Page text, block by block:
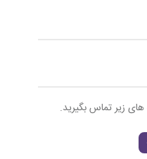
های زیر تماس بگیرید.